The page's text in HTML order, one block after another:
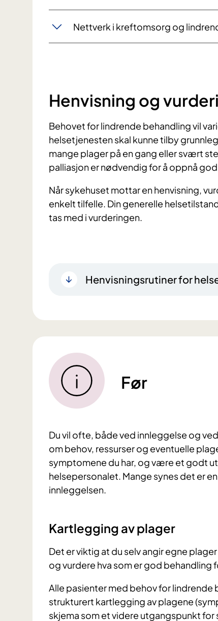
Nettverk i kreftomsorg og
Henvisning og
Behovet for lindrende behandling vil
helsetjenesten skal kunne tilby
mange plager på en gang eller svært
palliasjon er nødvendig for å oppnå
Når sykehuset mottar en henvisning,
enkelt tilfelle. Din generelle
tas med i vurderingen.
Henvisningsrutiner for
Før
Du vil ofte, både ved innleggelse og
om behov, ressurser og eventuelle
symptomene du har, og være et godt
helsepersonalet. Mange synes det er
innleggelsen.
Kartlegging av plager
Det er viktig at du selv angir egne
og vurdere hva som er god behandling
Alle pasienter med behov for
strukturert kartlegging av plagene
skjema som et videre utgangspunkt